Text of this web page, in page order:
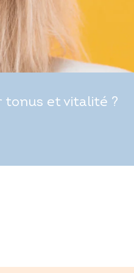
tonus et vitalité ?